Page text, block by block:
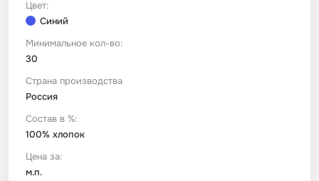
Цвет:
Синий
Минимальное кол-во:
30
Страна производства
Россия
Состав в %:
100% хлопок
Цена за:
м.п.
Шелк Армани
Штапель